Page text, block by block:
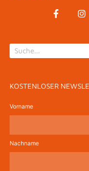
KOSTENLOSER
Vorname
Nachname